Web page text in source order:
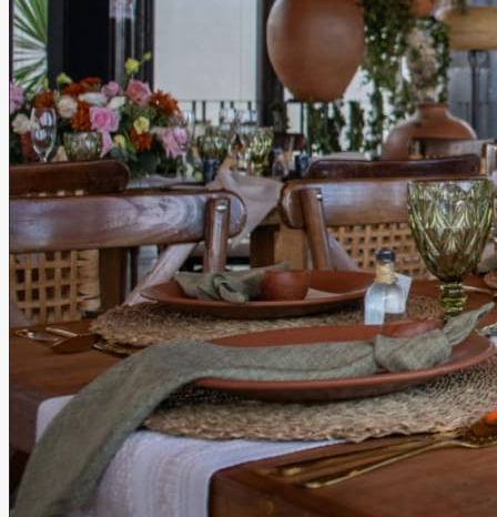
Centro Gastronómico de
Oaxaca
Oaxaca, Oaxaca Terraza Hasta150personas
Información
La magia de una atmósfera incomparable El Centro
Gastronómico de Oaxaca, se ubica a unas cuadras del
Centro Histórico, cuenta con un espacio en su planta alta
que es ideal para eventos culturales, sociales y
empresariales. Un recinto versátil que combina tradición,